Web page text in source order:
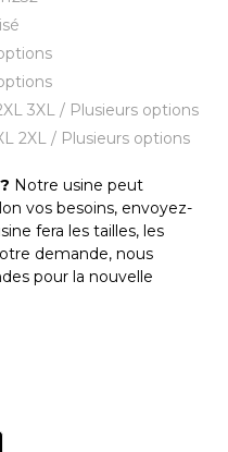
3XL / Plusieurs options
2XL / Plusieurs options
Notre usine peut
vos besoins, envoyez-
fera les tailles, les
demande, nous
pour la nouvelle